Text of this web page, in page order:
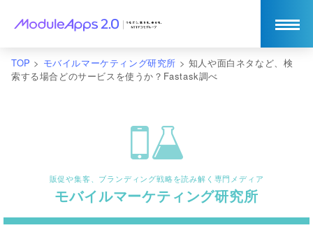
TOP > モバイルマーケティング研究所 > 知人や面白ネタなど、検
索する場合どのサービスを使うか？Fastask調べ
販促や集客、ブランディング戦略を読み解く専門メディア
モバイルマーケティング研究所